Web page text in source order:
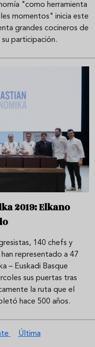
"como herramienta
momentos" inicia este
grandes cocineros de
participación.
2019: Elkano
140 chefs y
representado a 47
– Euskadi Basque
sus puertas tras
la ruta que el
hace 500 años.
página
Última página
Última